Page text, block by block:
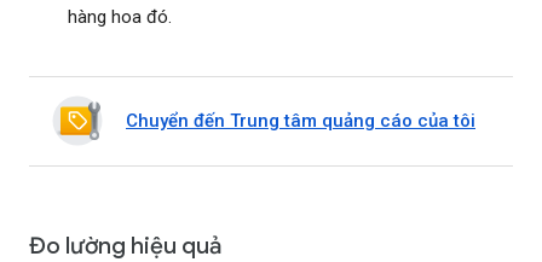
hàng hoa đó.
Chuyển đến Trung tâm quảng cáo của tôi
Đo lường hiệu quả